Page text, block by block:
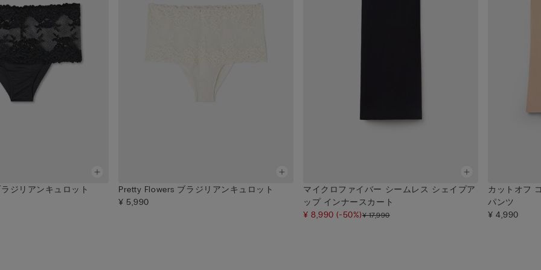
ジリアンキュロット
Pretty Flowers ブラジリアンキュロット
¥ 5,990
マイクロファイバー シームレス シェイプア
ップ インナースカート
¥ 8,990(-50%)¥ 17,990
カットオフ
パンツ
¥ 4,990